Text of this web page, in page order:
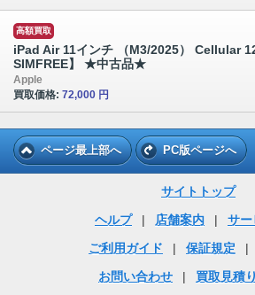
高額買取
iPad Air 11インチ （M3/2025） Cellular
SIMFREE】 ★中古品★
Apple
買取価格: 72,000 円
ページ最上部へ PC版ページへ
サイトトップ
ヘルプ
| 店舗案内 |
サー
ご利用ガイド
| 保証規定 |
お問い合わせ
| 買取見積